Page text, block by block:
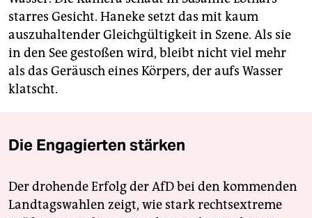
starres Gesicht. Haneke setzt das mit kaum
auszuhaltender Gleichgültigkeit in Szene. Als sie
in den See gestoßen wird, bleibt nicht viel mehr
als das Geräusch eines Körpers, der aufs Wasser
klatscht.
Die Engagierten stärken
Der drohende Erfolg der AfD bei den kommenden
Landtagswahlen zeigt, wie stark rechtsextreme